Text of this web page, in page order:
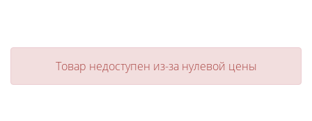
Товар недоступен из-за нулевой цены